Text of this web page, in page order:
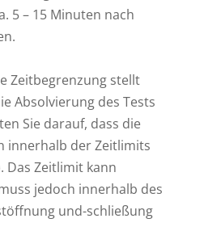
5 – 15 Minuten nach
Zeitbegrenzung stellt
Absolvierung des Tests
Sie darauf, dass die
innerhalb der Zeitlimits
Das Zeitlimit kann
jedoch innerhalb des
und-schließung